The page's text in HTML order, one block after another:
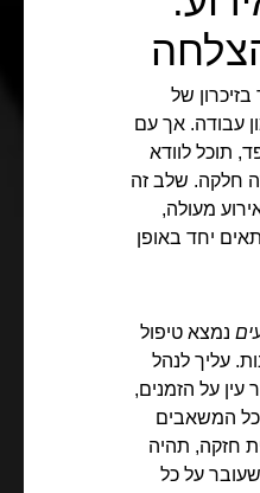
של
עבודה. אך עם
תוכל לוודא
חלקה. שלב זה
מעולה,
יחד באופן
נמצא טיפול
עליך לנהל
על הזמנים,
כל המשאבים
חזקה, תהיה
שעובר על כל